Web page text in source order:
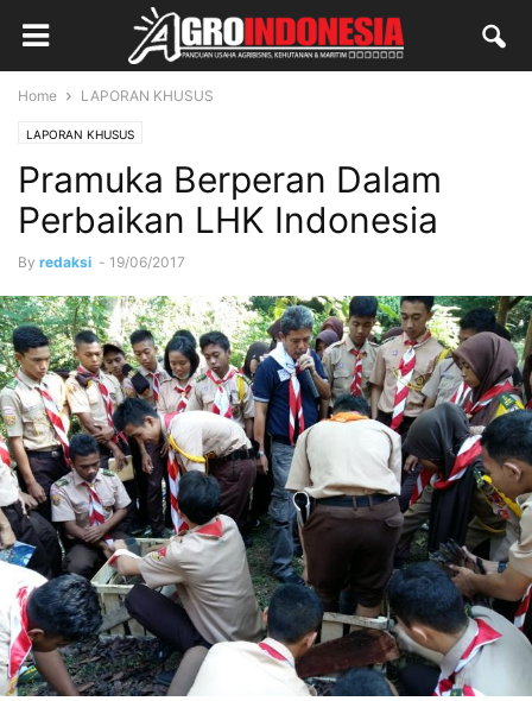
Home LAPORAN KHUSUS
LAPORAN KHUSUS
Pramuka Berperan Dalam
Perbaikan LHK Indonesia
By redaksi - 19/06/2017